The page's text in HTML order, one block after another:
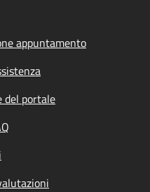
appuntamento
del portale